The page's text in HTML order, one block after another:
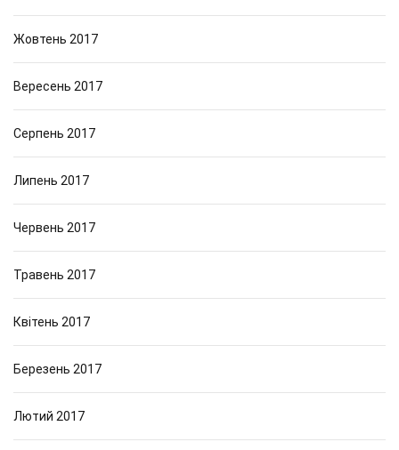
Жовтень 2017
Вересень 2017
Серпень 2017
Липень 2017
Червень 2017
Травень 2017
Квітень 2017
Березень 2017
Лютий 2017